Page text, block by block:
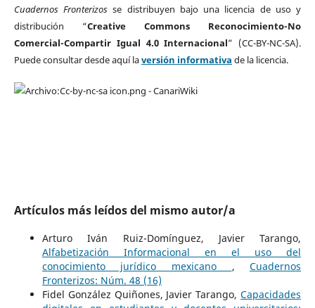
Cuadernos Fronterizos se distribuyen bajo una licencia de uso y
distribución “Creative Commons Reconocimiento-No
Comercial-Compartir Igual 4.0 Internacional” (CC-BY-NC-SA).
Puede consultar desde aquí laversión informativa de la licencia.
Artículos más leídos del mismo autor/a
Arturo Iván Ruiz-Domínguez, Javier Tarango,
Alfabetización Informacional en el uso del
conocimiento jurídico mexicano ,Cuadernos
Fronterizos: Núm. 48 (16)
Fidel González Quiñones, Javier Tarango,Capacidades